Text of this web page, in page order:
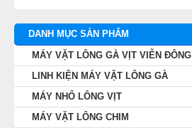
DANH MỤC SẢN PHẨM
MÁY VẶT LÔNG GÀ VỊT VIỄN ĐÔNG
LINH KIỆN MÁY VẶT LÔNG GÀ
MÁY NHỔ LÔNG VỊT
MÁY VẶT LÔNG CHIM